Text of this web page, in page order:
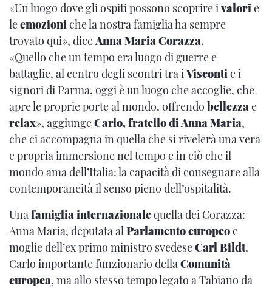
«Un luogo dove gli ospiti possono scoprire ivalorie
leemozioniche la nostra famiglia ha sempre
trovato qui», diceAnna Maria Corazza.
«Quello che un tempo era luogo di guerre e
battaglie, al centro degli scontri tra iViscontie i
signori di Parma, oggi è un luogo che accoglie, che
apre le proprie porte al mondo, offrendo bellezzae
relax», aggiungeCarlo, fratello di Anna Maria,
che ci accompagna in quella che si rivelerà una vera
e propria immersione nel tempo e in ciò che il
mondo ama dell’Italia: la capacità di consegnare alla
contemporaneità il senso pieno dell’ospitalità.
Unafamiglia internazionalequella dei Corazza:
Anna Maria, deputata alParlamento europeoe
moglie dell’ex primo ministro svedeseCarl Bildt,
Carlo importante funzionario dellaComunità
europea, ma allo stesso tempo legato a Tabiano da